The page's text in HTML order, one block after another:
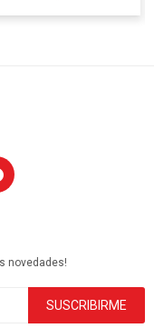
novedades!
SUSCRIBIRME